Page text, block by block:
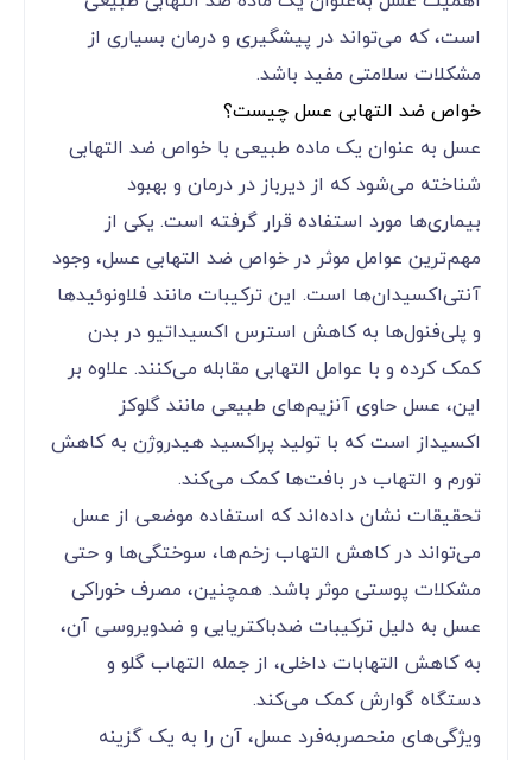
است، که می‌تواند در پیشگیری و درمان بسیاری از
مشکلات سلامتی مفید باشد.
خواص ضد التهابی عسل چیست؟
عسل به عنوان یک ماده طبیعی با خواص ضد التهابی
شناخته می‌شود که از دیرباز در درمان و بهبود
بیماری‌ها مورد استفاده قرار گرفته است. یکی از
مهم‌ترین عوامل موثر در خواص ضد التهابی عسل، وجود
آنتی‌اکسیدان‌ها است. این ترکیبات مانند فلاونوئیدها
و پلی‌فنول‌ها به کاهش استرس اکسیداتیو در بدن
کمک کرده و با عوامل التهابی مقابله می‌کنند. علاوه بر
این، عسل حاوی آنزیم‌های طبیعی مانند گلوکز
اکسیداز است که با تولید پراکسید هیدروژن به کاهش
تورم و التهاب در بافت‌ها کمک می‌کند.
تحقیقات نشان داده‌اند که استفاده موضعی از عسل
می‌تواند در کاهش التهاب زخم‌ها، سوختگی‌ها و حتی
مشکلات پوستی موثر باشد. همچنین، مصرف خوراکی
عسل به دلیل ترکیبات ضدباکتریایی و ضدویروسی آن،
به کاهش التهابات داخلی، از جمله التهاب گلو و
دستگاه گوارش کمک می‌کند.
ویژگی‌های منحصربه‌فرد عسل، آن را به یک گزینه